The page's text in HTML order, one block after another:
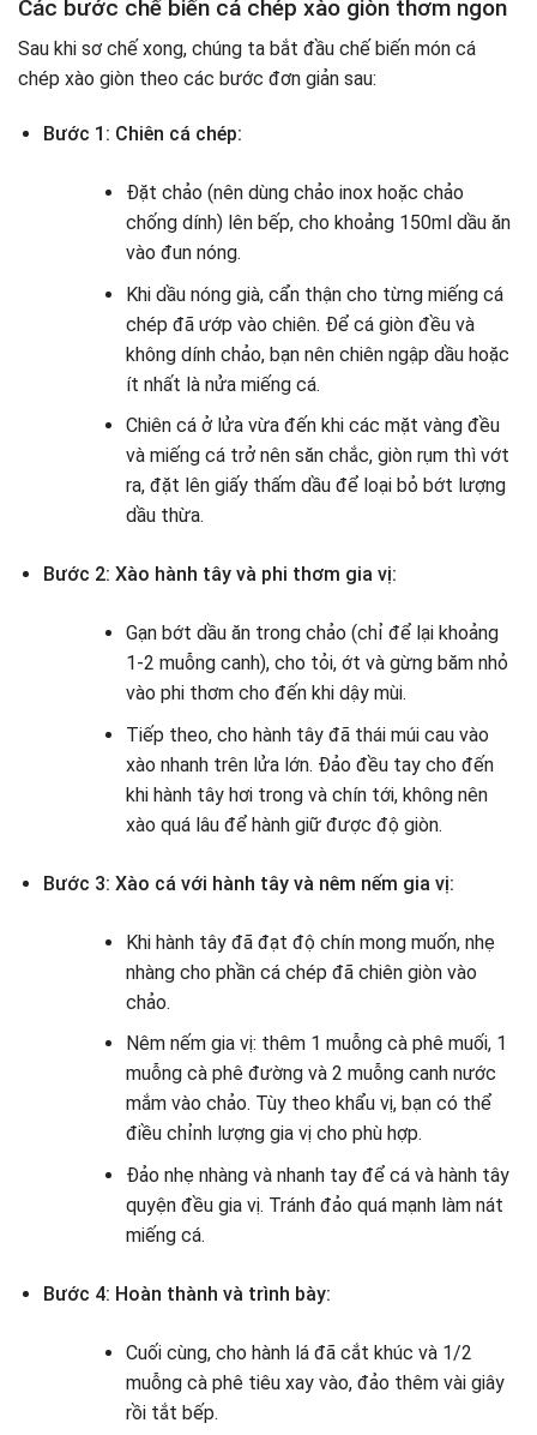
Các bước chế biến cá chép xào giòn thơm ngon
Sau khi sơ chế xong, chúng ta bắt đầu chế biến món cá
chép xào giòn theo các bước đơn giản sau:
Bước 1: Chiên cá chép:
Đặt chảo (nên dùng chảo inox hoặc chảo
chống dính) lên bếp, cho khoảng 150ml dầu ăn
vào đun nóng.
Khi dầu nóng già, cẩn thận cho từng miếng cá
chép đã ướp vào chiên. Để cá giòn đều và
không dính chảo, bạn nên chiên ngập dầu hoặc
ít nhất là nửa miếng cá.
Chiên cá ở lửa vừa đến khi các mặt vàng đều
và miếng cá trở nên săn chắc, giòn rụm thì vớt
ra, đặt lên giấy thấm dầu để loại bỏ bớt lượng
dầu thừa.
Bước 2: Xào hành tây và phi thơm gia vị:
Gạn bớt dầu ăn trong chảo (chỉ để lại khoảng
1-2 muỗng canh), cho tỏi, ớt và gừng băm nhỏ
vào phi thơm cho đến khi dậy mùi.
Tiếp theo, cho hành tây đã thái múi cau vào
xào nhanh trên lửa lớn. Đảo đều tay cho đến
khi hành tây hơi trong và chín tới, không nên
xào quá lâu để hành giữ được độ giòn.
Bước 3: Xào cá với hành tây và nêm nếm gia vị:
Khi hành tây đã đạt độ chín mong muốn, nhẹ
nhàng cho phần cá chép đã chiên giòn vào
chảo.
Nêm nếm gia vị: thêm 1 muỗng cà phê muối, 1
muỗng cà phê đường và 2 muỗng canh nước
mắm vào chảo. Tùy theo khẩu vị, bạn có thể
điều chỉnh lượng gia vị cho phù hợp.
Đảo nhẹ nhàng và nhanh tay để cá và hành tây
quyện đều gia vị. Tránh đảo quá mạnh làm nát
miếng cá.
Bước 4: Hoàn thành và trình bày:
Cuối cùng, cho hành lá đã cắt khúc và 1/2
muỗng cà phê tiêu xay vào, đảo thêm vài giây
rồi tắt bếp.